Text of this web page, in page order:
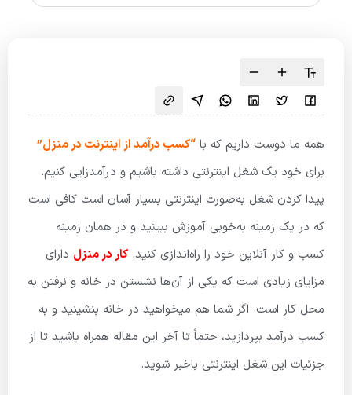
همه ما دوست داریم که با “کسب درآمد از اینترنت در منزل”
برای خود یک شغل اینترنتی داشته باشیم و درآمدزایی کنیم.
پیدا کردن شغل به‌صورت اینترنتی بسیار آسان است کافی است
که در یک زمینه به‌خوبی آموزش ببینید و در همان زمینه
کسب و کار آنلاین خود را راه‌اندازی کنید. کار در منزل دارای
مزایای زیادی است که یکی از آن‌ها نشستن در خانه و نرفتن به
محل کار است. اگر شما هم میخواهید در خانه بنشینید و به
کسب درآمد بپردازید، حتماً تا آخر این مقاله همراه باشید تا از
جزئیات این شغل اینترنتی باخبر شوید.